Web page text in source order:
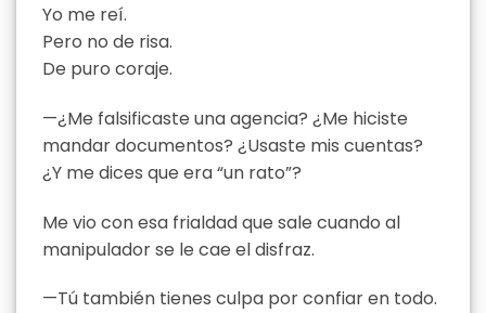
Yo me reí.
Pero no de risa.
De puro coraje.
—¿Me falsificaste una agencia? ¿Me hiciste
mandar documentos? ¿Usaste mis cuentas?
¿Y me dices que era “un rato”?
Me vio con esa frialdad que sale cuando al
manipulador se le cae el disfraz.
—Tú también tienes culpa por confiar en todo.